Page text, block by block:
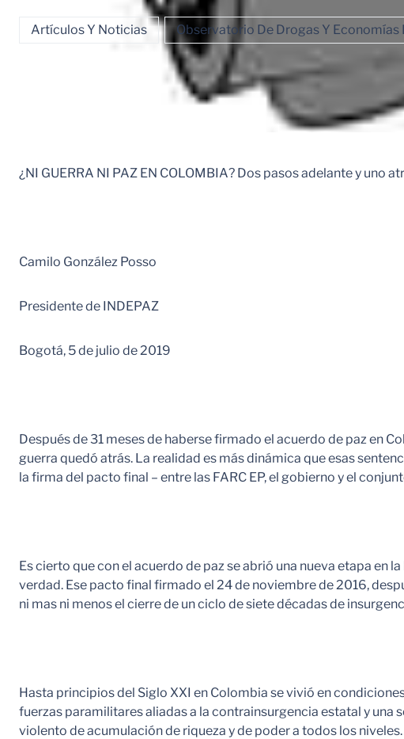
Artículos Y Noticias Observatorio De Drogas Y Economías
¿NI GUERRA NI PAZ EN COLOMBIA? Dos pasos adelante y uno
Camilo González Posso
Presidente de INDEPAZ
Bogotá, 5 de julio de 2019
Después de 31 meses de haberse firmado el acuerdo de paz en
guerra quedó atrás. La realidad es más dinámica que esas
la firma del pacto final – entre las FARC EP, el gobierno y el
Es cierto que con el acuerdo de paz se abrió una nueva etapa en
verdad. Ese pacto final firmado el 24 de noviembre de 2016,
ni mas ni menos el cierre de un ciclo de siete décadas de
Hasta principios del Siglo XXI en Colombia se vivió en
fuerzas paramilitares aliadas a la contrainsurgencia estatal y una
violento de acumulación de riqueza y de poder a todos los